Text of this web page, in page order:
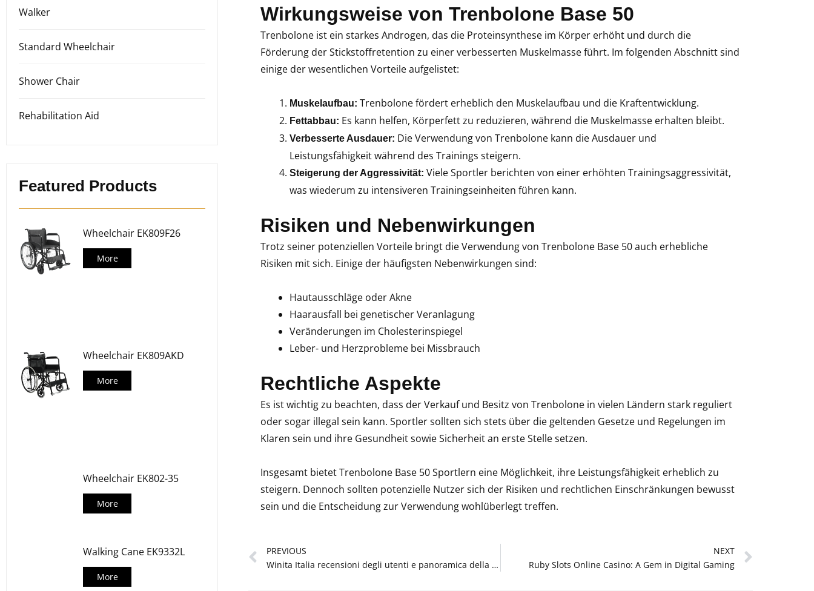
Walker
Standard Wheelchair
Shower Chair
Rehabilitation Aid
Featured Products
Wheelchair EK809F26
More
Wheelchair EK809AKD
More
Wheelchair EK802-35
More
Walking Cane EK9332L
More
Wirkungsweise von Trenbolone Base 50
Trenbolone ist ein starkes Androgen, das die Proteinsynthese im Körper erhöht und durch die
Förderung der Stickstoffretention zu einer verbesserten Muskelmasse führt. Im folgenden Abschnitt sind
einige der wesentlichen Vorteile aufgelistet:
Muskelaufbau: Trenbolone fördert erheblich den Muskelaufbau und die Kraftentwicklung.
Fettabbau: Es kann helfen, Körperfett zu reduzieren, während die Muskelmasse erhalten bleibt.
Verbesserte Ausdauer: Die Verwendung von Trenbolone kann die Ausdauer und
Leistungsfähigkeit während des Trainings steigern.
Steigerung der Aggressivität: Viele Sportler berichten von einer erhöhten Trainingsaggressivität,
was wiederum zu intensiveren Trainingseinheiten führen kann.
Risiken und Nebenwirkungen
Trotz seiner potenziellen Vorteile bringt die Verwendung von Trenbolone Base 50 auch erhebliche
Risiken mit sich. Einige der häufigsten Nebenwirkungen sind:
Hautausschläge oder Akne
Haarausfall bei genetischer Veranlagung
Veränderungen im Cholesterinspiegel
Leber- und Herzprobleme bei Missbrauch
Rechtliche Aspekte
Es ist wichtig zu beachten, dass der Verkauf und Besitz von Trenbolone in vielen Ländern stark reguliert
oder sogar illegal sein kann. Sportler sollten sich stets über die geltenden Gesetze und Regelungen im
Klaren sein und ihre Gesundheit sowie Sicherheit an erste Stelle setzen.
Insgesamt bietet Trenbolone Base 50 Sportlern eine Möglichkeit, ihre Leistungsfähigkeit erheblich zu
steigern. Dennoch sollten potenzielle Nutzer sich der Risiken und rechtlichen Einschränkungen bewusst
sein und die Entscheidung zur Verwendung wohlüberlegt treffen.
Prev
PREVIOUS
Winita Italia recensioni degli utenti e panoramica della piattaforma.2821
NEXT
Ruby Slots Online Casino: A Gem in Digital Gaming